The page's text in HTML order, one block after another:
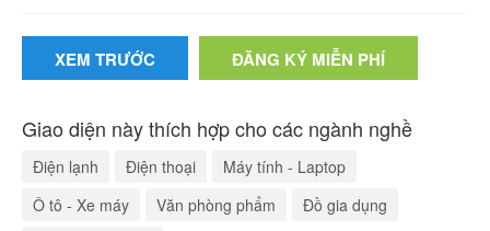
XEM TRƯỚC ĐĂNG KÝ MIỄN PHÍ
Giao diện này thích hợp cho các ngành nghề
Điện lạnh Điện thoại
Máy tính - Laptop
Ô tô - Xe máy
Văn phòng phẩm
Đồ gia dụng